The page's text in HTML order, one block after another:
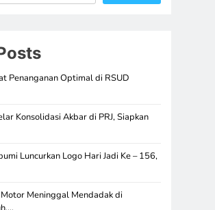
Penanganan Optimal di RSUD
Konsolidasi Akbar di PRJ, Siapkan
Luncurkan Logo Hari Jadi Ke – 156,
Meninggal Mendadak di